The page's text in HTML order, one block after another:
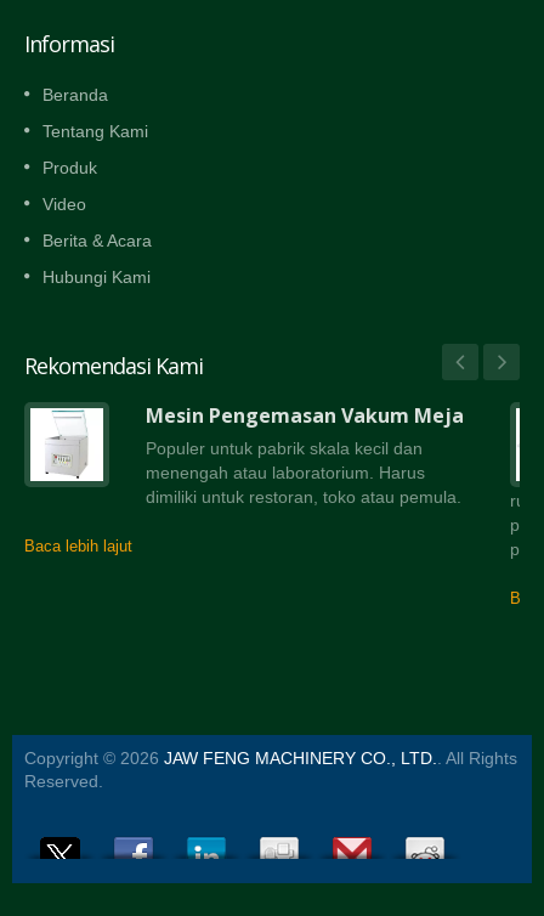
Informasi
Beranda
Tentang Kami
Produk
Video
Berita & Acara
Hubungi Kami
Rekomendasi Kami
Mesin Pengemasan Vakum Meja
Populer untuk pabrik skala kecil dan
menengah atau laboratorium. Harus
dimiliki untuk restoran, toko atau pemula.
Baca lebih lajut
Copyright © 2026 JAW FENG MACHINERY CO., LTD.
. All Rights
Reserved.